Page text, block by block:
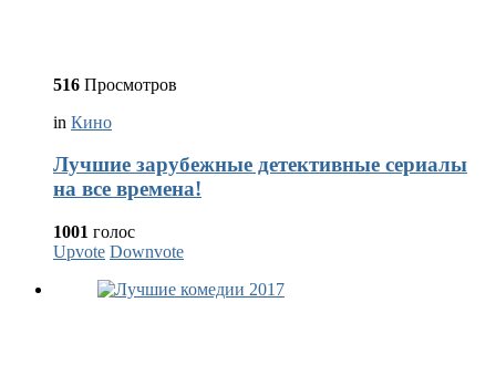
516 Просмотров
in Кино
Лучшие зарубежные детективные сериалы
на все времена!
1001 голос
Upvote Downvote